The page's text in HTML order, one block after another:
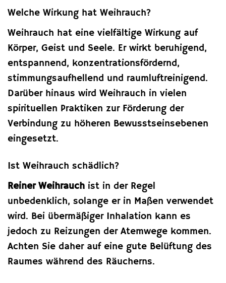
Welche Wirkung hat Weihrauch?
Weihrauch hat eine vielfältige Wirkung auf
Körper, Geist und Seele. Er wirkt beruhigend,
entspannend, konzentrationsfördernd,
stimmungsaufhellend und raumluftreinigend.
Darüber hinaus wird Weihrauch in vielen
spirituellen Praktiken zur Förderung der
Verbindung zu höheren Bewusstseinsebenen
eingesetzt.
Ist Weihrauch schädlich?
Reiner Weihrauch ist in der Regel
unbedenklich, solange er in Maßen verwendet
wird. Bei übermäßiger Inhalation kann es
jedoch zu Reizungen der Atemwege kommen.
Achten Sie daher auf eine gute Belüftung des
Raumes während des Räucherns.